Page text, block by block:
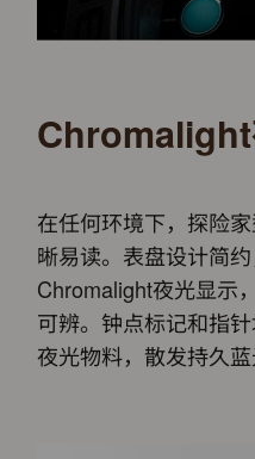
在任何环境下，探险
晰易读。表盘设计简
Chromalight夜光显示
可辨。钟点标记和指
夜光物料，散发持久蓝